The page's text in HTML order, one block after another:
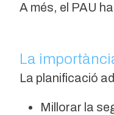
A més, el PAU
La
La planificació
Millorar la